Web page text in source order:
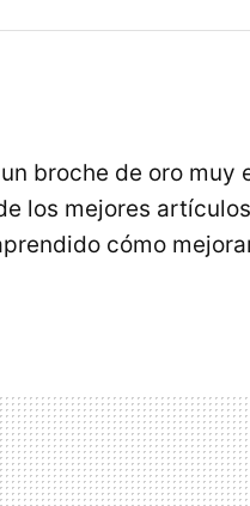
broche de oro muy
los mejores
cómo